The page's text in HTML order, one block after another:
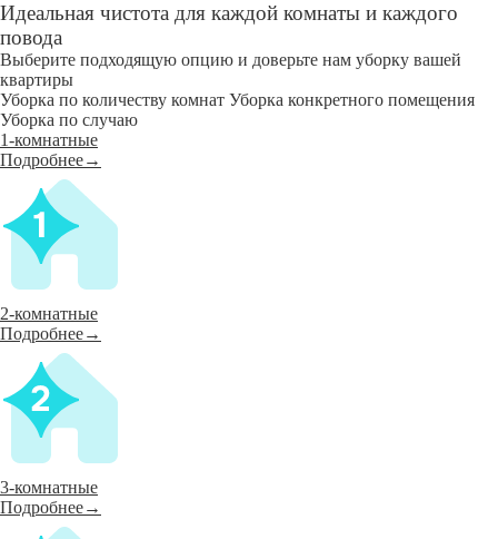
Идеальная чистота для каждой комнаты и каждого
повода
Выберите подходящую опцию и доверьте нам уборку вашей
квартиры
Уборка по количеству комнат Уборка конкретного помещения
Уборка по случаю
1-комнатные
Подробнее→
2-комнатные
Подробнее→
3-комнатные
Подробнее→